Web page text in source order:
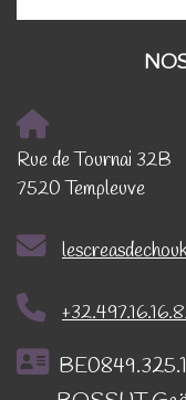
Rue de Tournai 32B
7520 Templeuve